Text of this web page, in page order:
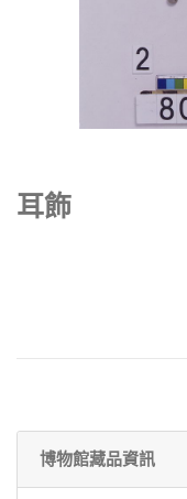
耳飾
博物館藏品資訊